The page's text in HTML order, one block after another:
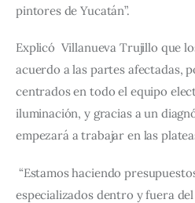
pintores de Yucatán”.
Explicó  Villanueva Trujillo que
acuerdo a las partes afectadas,
centrados en todo el equipo
iluminación, y gracias a un
empezará a trabajar en las
“Estamos haciendo
especializados dentro y fuera